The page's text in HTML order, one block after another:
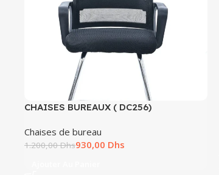
CHAISES BUREAUX ( DC256)
Chaises de bureau
1.200,00Dhs930,00 Dhs